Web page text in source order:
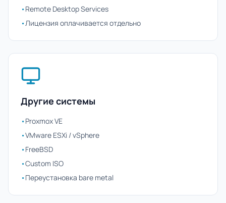
•Remote Desktop Services
•Лицензия оплачивается отдельно
Другие системы
•Proxmox VE
•VMware ESXi / vSphere
•FreeBSD
•Custom ISO
•Переустановка bare metal